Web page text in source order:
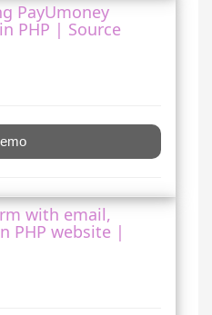
PayUmoney
PHP | Source
with email,
PHP website |